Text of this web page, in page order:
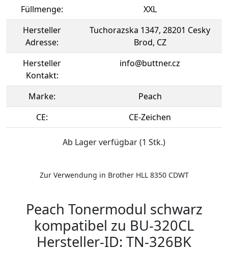
Füllmenge:
XXL
Hersteller
Adresse:
Tuchorazska 1347, 28201 Cesky
Brod, CZ
Hersteller
Kontakt:
info@buttner.cz
Marke:
Peach
CE:
CE-Zeichen
Ab Lager verfügbar (1 Stk.)
Zur Verwendung in Brother HLL 8350 CDWT
Peach Tonermodul schwarz
kompatibel zu BU-320CL
Hersteller-ID: TN-326BK